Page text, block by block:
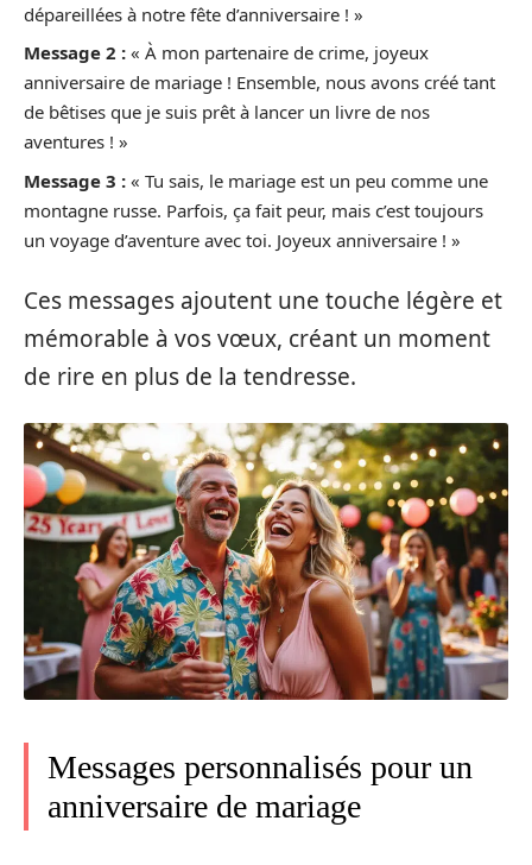
dépareillées à notre fête d’anniversaire ! »
Message 2 : « À mon partenaire de crime, joyeux
anniversaire de mariage ! Ensemble, nous avons créé tant
de bêtises que je suis prêt à lancer un livre de nos
aventures ! »
Message 3 : « Tu sais, le mariage est un peu comme une
montagne russe. Parfois, ça fait peur, mais c’est toujours
un voyage d’aventure avec toi. Joyeux anniversaire ! »
Ces messages ajoutent une touche légère et
mémorable à vos vœux, créant un moment
de rire en plus de la tendresse.
Messages personnalisés pour un
anniversaire de mariage